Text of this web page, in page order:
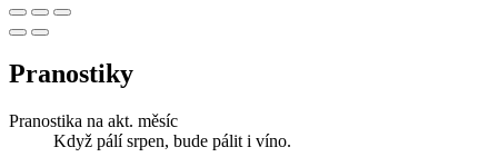
Pranostiky
Pranostika na akt. měsíc
Když pálí srpen, bude pálit i víno.